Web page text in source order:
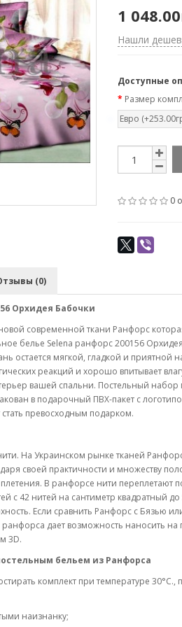
1
Нашли
Доступные
Размер
Евро
0
(0)
Орхидея Бабочки
современной ткани Ранфорс
белье Selena ранфорс 200156
остается мягкой, гладкой и приятной
реакций и хорошо впитывает
вашей спальни. Постельный
в подарочный ПВХ-пакет с
превосходным подарком.
На Украинском рынке тканей
своей практичности и множеству
В ранфорсе нити переплетают
с 42 нитей на сантиметр квадратный
Если сравнить Ранфорс с Бязью
ранфорса дает возможность наносить
3D.
бельем из Ранфорса
комплект при температуре
наизнанку;